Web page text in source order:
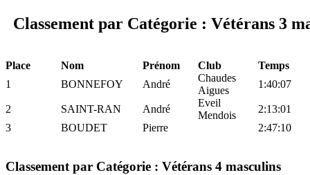
Classement par Catégorie : Vétérans 3
Place Nom Prénom Club
Temps
1
BONNEFOY André
Chaudes
Aigues
1:40:07
2 SAINT-RAN André
Eveil
Mendois
2:13:01
3
BOUDET Pierre 2:47:10
Classement par Catégorie : Vétérans 4 masculins